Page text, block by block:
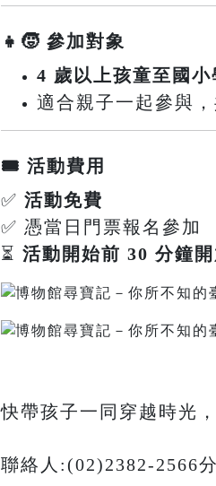
👧🧒 參加對象
4 歲以上孩童至國小
適合親子一起參與
🎟️ 活動費用
✅ 活動免費
✅ 憑當日門票報名參加
⏳ 活動開始前 30 分鐘
快帶孩子一同穿越時光
聯絡人:(02)2382-2566